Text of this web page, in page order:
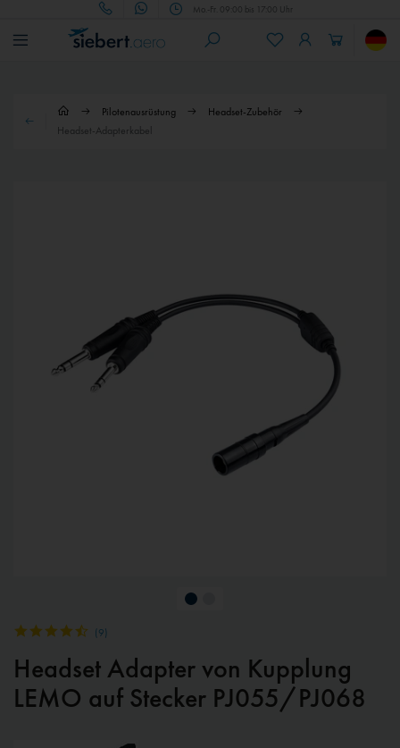
Mo.-Fr. 09:00 bis 17:00 Uhr
Pilotenausrüstung
Headset-Zubehör
Headset-Adapterkabel
(9)
Headset Adapter von Kupplung
LEMO auf Stecker PJ055/PJ068